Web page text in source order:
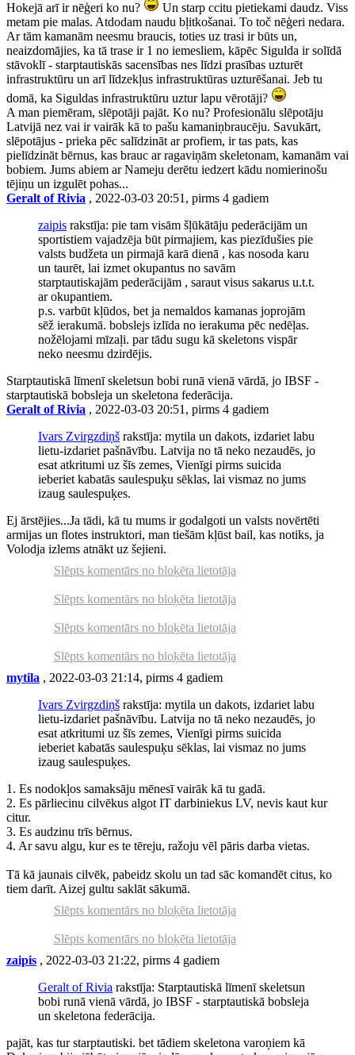
Hokejā arī ir nēģeri ko nu?
Un starp ccitu pietiekami daudz. Viss
metam pie malas. Atdodam naudu bļitkošanai. To toč nēģeri nedara.
Ar tām kamanām neesmu braucis, toties uz trasi ir būts un,
neaizdomājies, ka tā trase ir 1 no iemesliem, kāpēc Sigulda ir solīdā
stāvoklī - starptautiskās sacensības nes līdzi prasības uzturēt
infrastruktūru un arī līdzekļus infrastruktūras uzturēšanai. Jeb tu
domā, ka Siguldas infrastruktūru uztur lapu vērotāji?
A man piemēram, slēpotāji pajāt. Ko nu? Profesionālu slēpotāju
Latvijā nez vai ir vairāk kā to pašu kamaniņbraucēju. Savukārt,
slēpotājus - prieka pēc salīdzināt ar profiem, ir tas pats, kas
pielīdzināt bērnus, kas brauc ar ragaviņām skeletonam, kamanām vai
bobiem. Jums abiem ar Nameju derētu iedzert kādu nomierinošu
tējiņu un izgulēt pohas...
Geralt of Rivia , 2022-03-03 20:51, pirms 4 gadiem
zaipis rakstīja: pie tam visām šļūkātāju pederācijām un
sportistiem vajadzēja būt pirmajiem, kas piezīdušies pie
valsts budžeta un pirmajā karā dienā , kas nosoda karu
un taurēt, lai izmet okupantus no savām
starptautiskajām pederācijām , saraut visus sakarus u.t.t.
ar okupantiem.
p.s. varbūt kļūdos, bet ja nemaldos kamanas joprojām
sēž ierakumā. bobslejs izlīda no ierakuma pēc nedēļas.
nožēlojami mīzaļi. par tādu sugu kā skeletons vispār
neko neesmu dzirdējis.
Starptautiskā līmenī skeletsun bobi runā vienā vārdā, jo IBSF -
starptautiskā bobsleja un skeletona federācija.
Geralt of Rivia , 2022-03-03 20:51, pirms 4 gadiem
Ivars Zvirgzdiņš rakstīja: mytila un dakots, izdariet labu
lietu-izdariet pašnāvību. Latvija no tā neko nezaudēs, jo
esat atkritumi uz šīs zemes, Vienīgi pirms suicida
ieberiet kabatās saulespuķu sēklas, lai vismaz no jums
izaug saulespuķes.
Ej ārstējies...Ja tādi, kā tu mums ir godalgoti un valsts novērtēti
armijas un flotes instruktori, man tiešām kļūst bail, kas notiks, ja
Volodja izlems atnākt uz šejieni.
Slēpts komentārs no bloķēta lietotāja
Slēpts komentārs no bloķēta lietotāja
Slēpts komentārs no bloķēta lietotāja
Slēpts komentārs no bloķēta lietotāja
mytila , 2022-03-03 21:14, pirms 4 gadiem
Ivars Zvirgzdiņš rakstīja: mytila un dakots, izdariet labu
lietu-izdariet pašnāvību. Latvija no tā neko nezaudēs, jo
esat atkritumi uz šīs zemes, Vienīgi pirms suicida
ieberiet kabatās saulespuķu sēklas, lai vismaz no jums
izaug saulespuķes.
1. Es nodokļos samaksāju mēnesī vairāk kā tu gadā.
2. Es pārliecinu cilvēkus algot IT darbiniekus LV, nevis kaut kur
citur.
3. Es audzinu trīs bērnus.
4. Ar savu algu, kur es te tēreju, ražoju vēl pāris darba vietas.
Tā kā jaunais cilvēk, pabeidz skolu un tad sāc komandēt citus, ko
tiem darīt. Aizej gultu saklāt sākumā.
Slēpts komentārs no bloķēta lietotāja
Slēpts komentārs no bloķēta lietotāja
zaipis , 2022-03-03 21:22, pirms 4 gadiem
Geralt of Rivia rakstīja: Starptautiskā līmenī skeletsun
bobi runā vienā vārdā, jo IBSF - starptautiskā bobsleja
un skeletona federācija.
pajāt, kas tur starptautiski. bet tādiem skeletona varoņiem kā